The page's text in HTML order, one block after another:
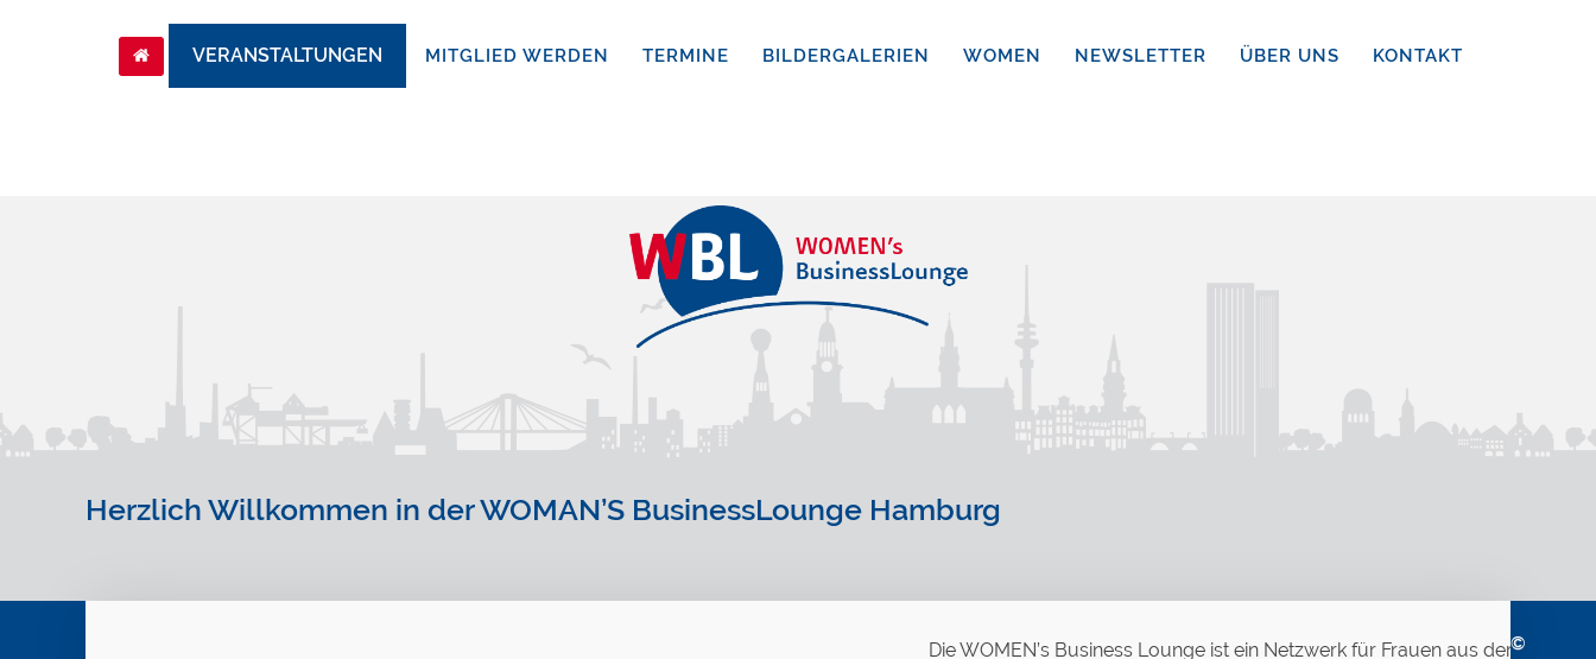
VERANSTALTUNGEN MITGLIED WERDEN TERMINE BILDERGALERIEN WOMEN NEWSLETTER ÜBER UNS KONTAKT
Herzlich Willkommen in der WOMAN’S BusinessLounge Hamburg
Die WOMEN’s Business Lounge ist ein Netzwerk für Frauen aus der©